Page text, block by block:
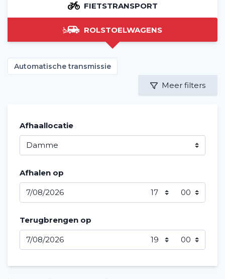
FIETSTRANSPORT
ROLSTOELWAGENS
Automatische transmissie
Meer filters
Afhaallocatie
Afhalen op
Terugbrengen op